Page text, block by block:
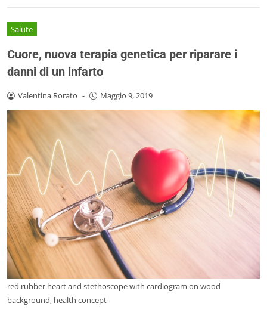
Salute
Cuore, nuova terapia genetica per riparare i
danni di un infarto
Valentina Rorato - Maggio 9, 2019
red rubber heart and stethoscope with cardiogram on wood
background, health concept